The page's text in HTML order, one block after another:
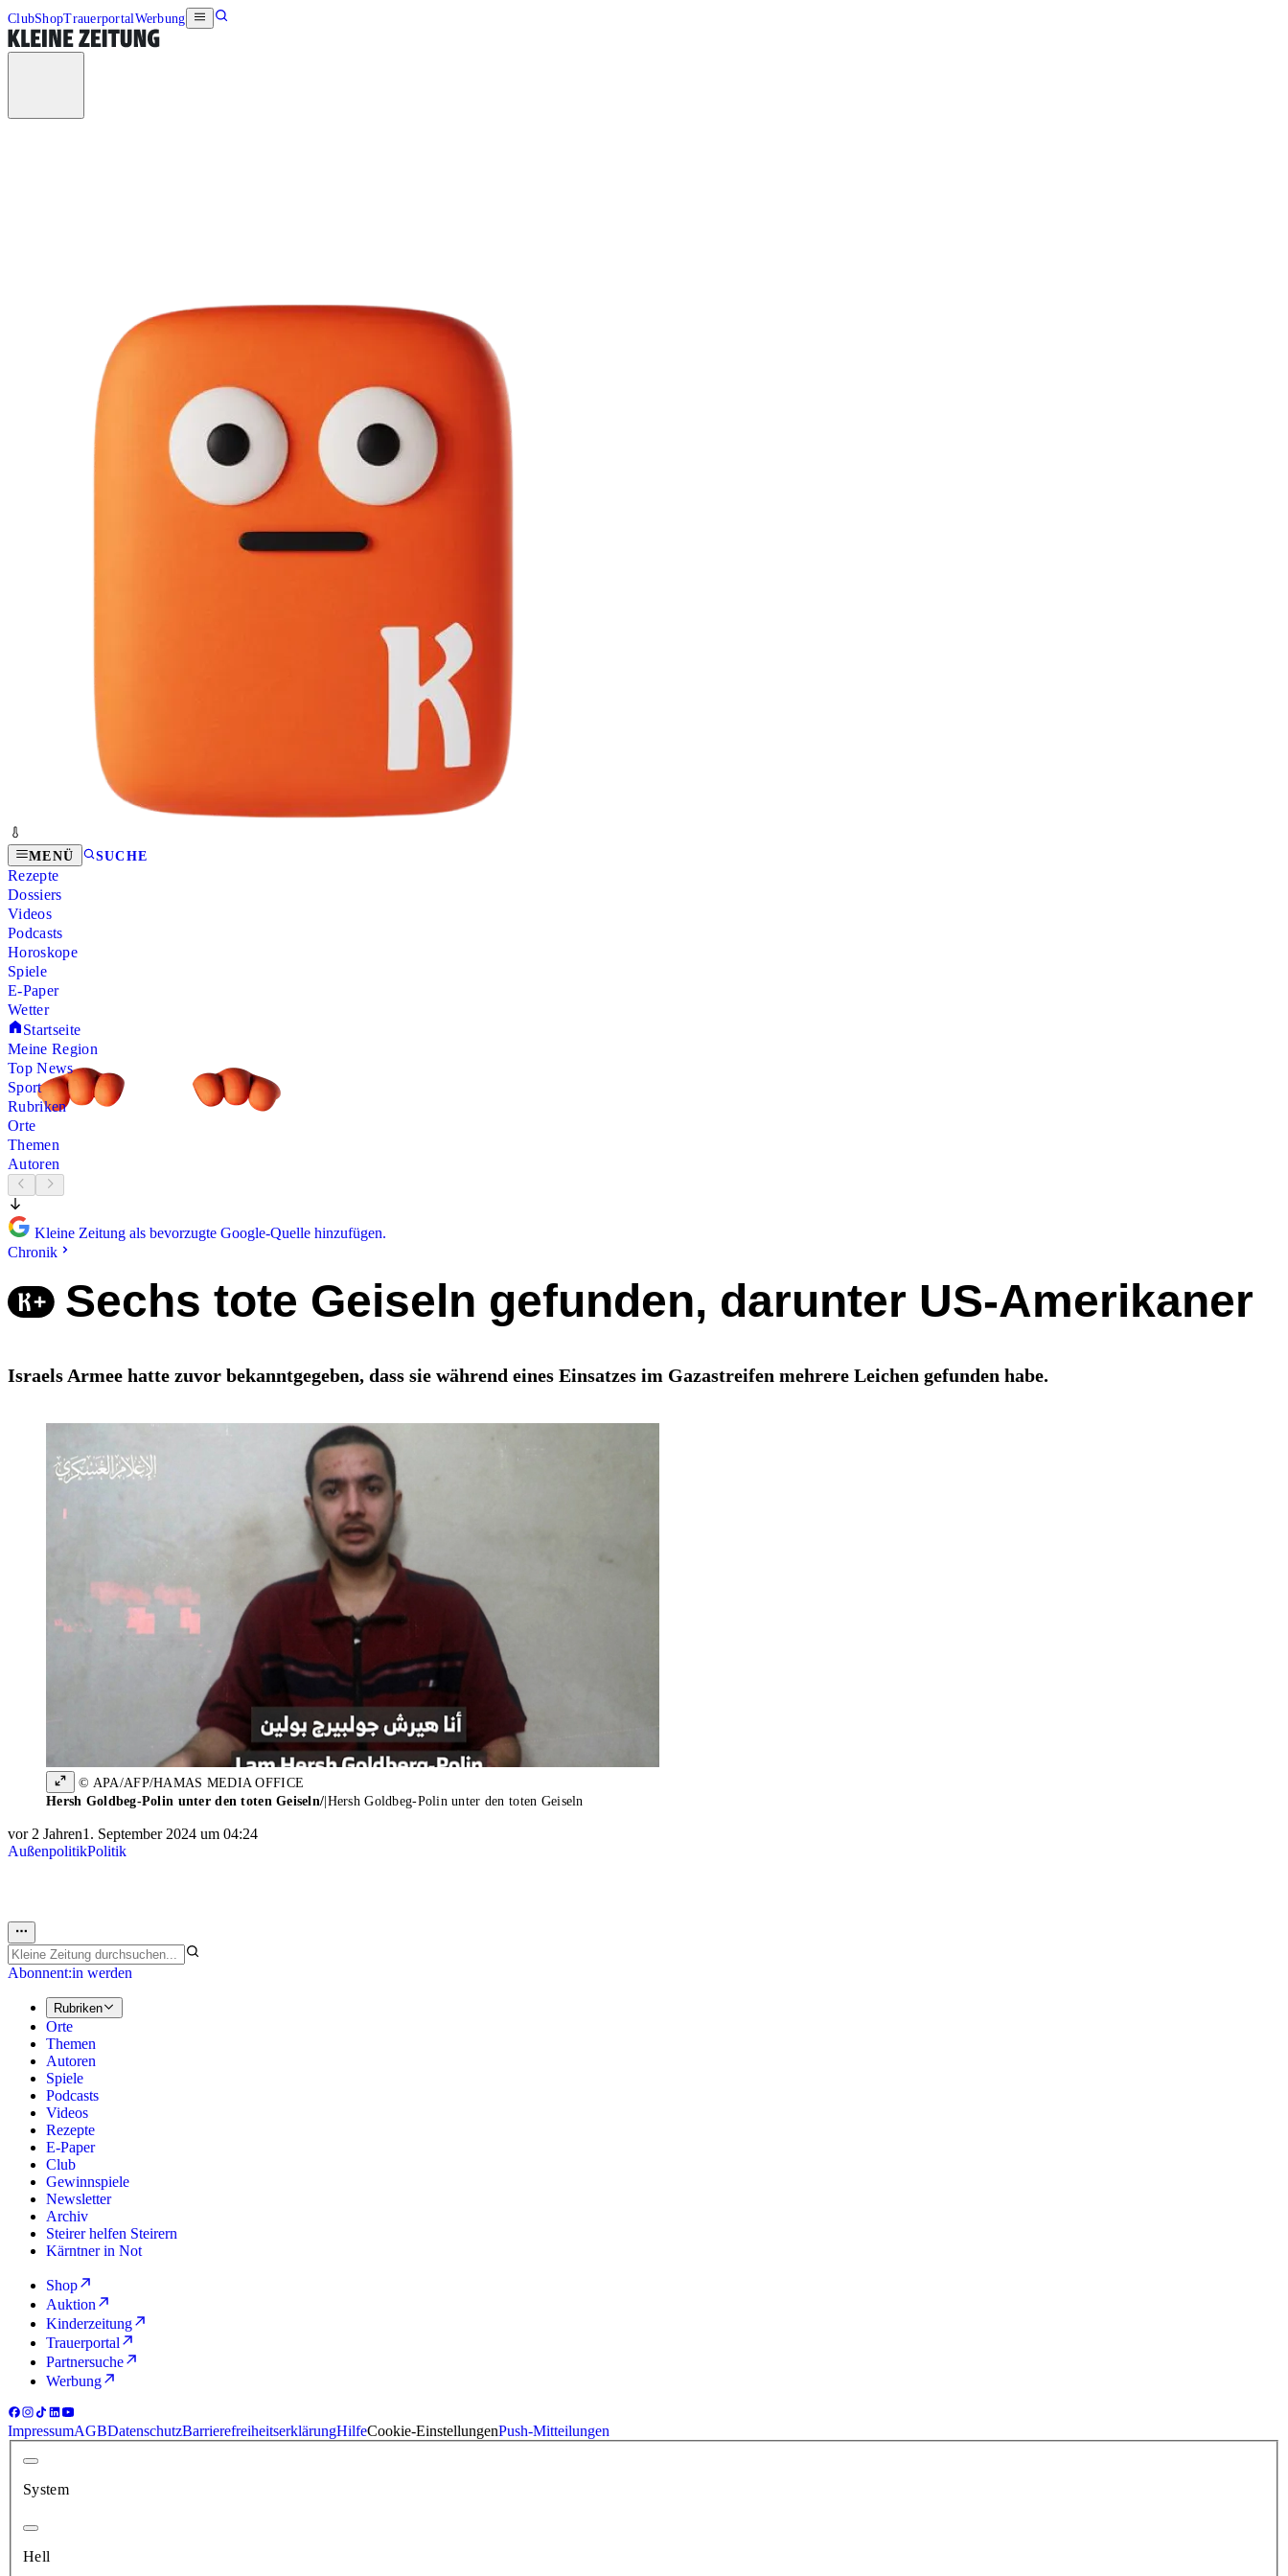
ClubShopTrauerportalWerbung
MENÜ SUCHE
Rezepte
Dossiers
Videos
Podcasts
Horoskope
Spiele
E-Paper
Wetter
Startseite
Meine Region
Top News
Sport
Rubriken
Orte
Themen
Autoren
Kleine Zeitung als bevorzugte Google-Quelle hinzufügen.
Chronik
Sechs tote Geiseln gefunden, darunter US-Amerikaner
Israels Armee hatte zuvor bekanntgegeben, dass sie während eines Einsatzes im Gazastreifen mehrere Leichen gefunden habe.
© APA/AFP/HAMAS MEDIA OFFICE
Hersh Goldbeg-Polin unter den toten Geiseln/ Hersh Goldbeg-Polin unter den toten Geiseln
vor 2 Jahren1. September 2024 um 04:24
AußenpolitikPolitik
Abonnent:in werden
Rubriken
Orte
Themen
Autoren
Spiele
Podcasts
Videos
Rezepte
E-Paper
Club
Gewinnspiele
Newsletter
Archiv
Steirer helfen Steirern
Kärntner in Not
Shop
Auktion
Kinderzeitung
Trauerportal
Partnersuche
Werbung
ImpressumAGBDatenschutzBarrierefreiheitserklärungHilfeCookie-EinstellungenPush-Mitteilungen
System
Hell